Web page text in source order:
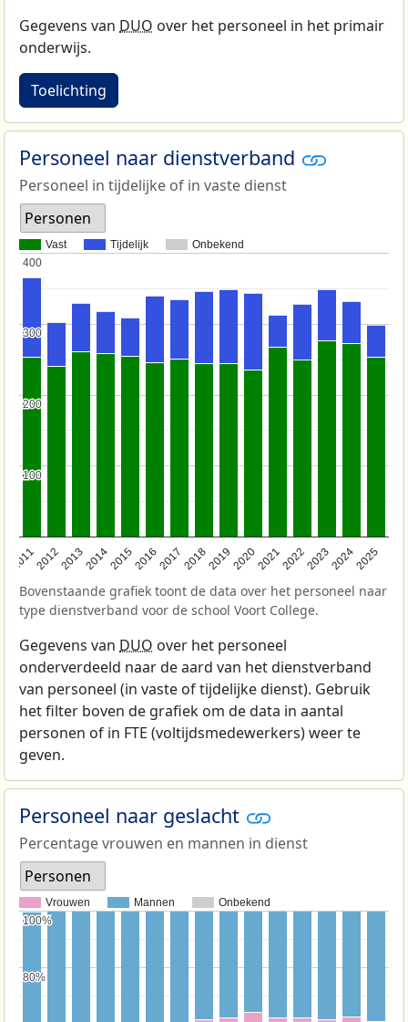
Gegevens van DUO over het personeel in het primair
onderwijs.
Toelichting
Personeel naar dienstverband
Personeel in tijdelijke of in vaste dienst
Personen
Vast Tijdelijk Onbekend
201120122013201420152016201720182019202020212022202320242025
100
100
200
200
300
300
400
400
Bovenstaande grafiek toont de data over het personeel naar
type dienstverband voor de school Voort College.
Gegevens van DUO over het personeel
onderverdeeld naar de aard van het dienstverband
van personeel (in vaste of tijdelijke dienst). Gebruik
het filter boven de grafiek om de data in aantal
personen of in FTE (voltijdsmedewerkers) weer te
geven.
Personeel naar geslacht
Percentage vrouwen en mannen in dienst
Personen
Vrouwen Mannen Onbekend
80%
80%
100%
100%